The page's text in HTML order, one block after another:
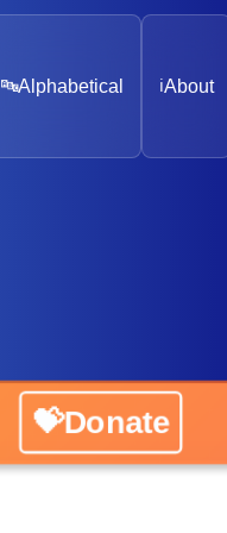
🔤Alphabetical ℹ️About
💝Donate